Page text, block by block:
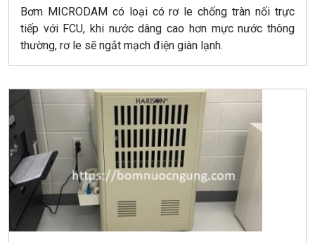
Bơm MICRODAM có loại có rơ le chống tràn nối trực
tiếp với FCU, khi nước dâng cao hơn mực nước thông
thường, rơ le sẽ ngắt mạch điện giàn lạnh.